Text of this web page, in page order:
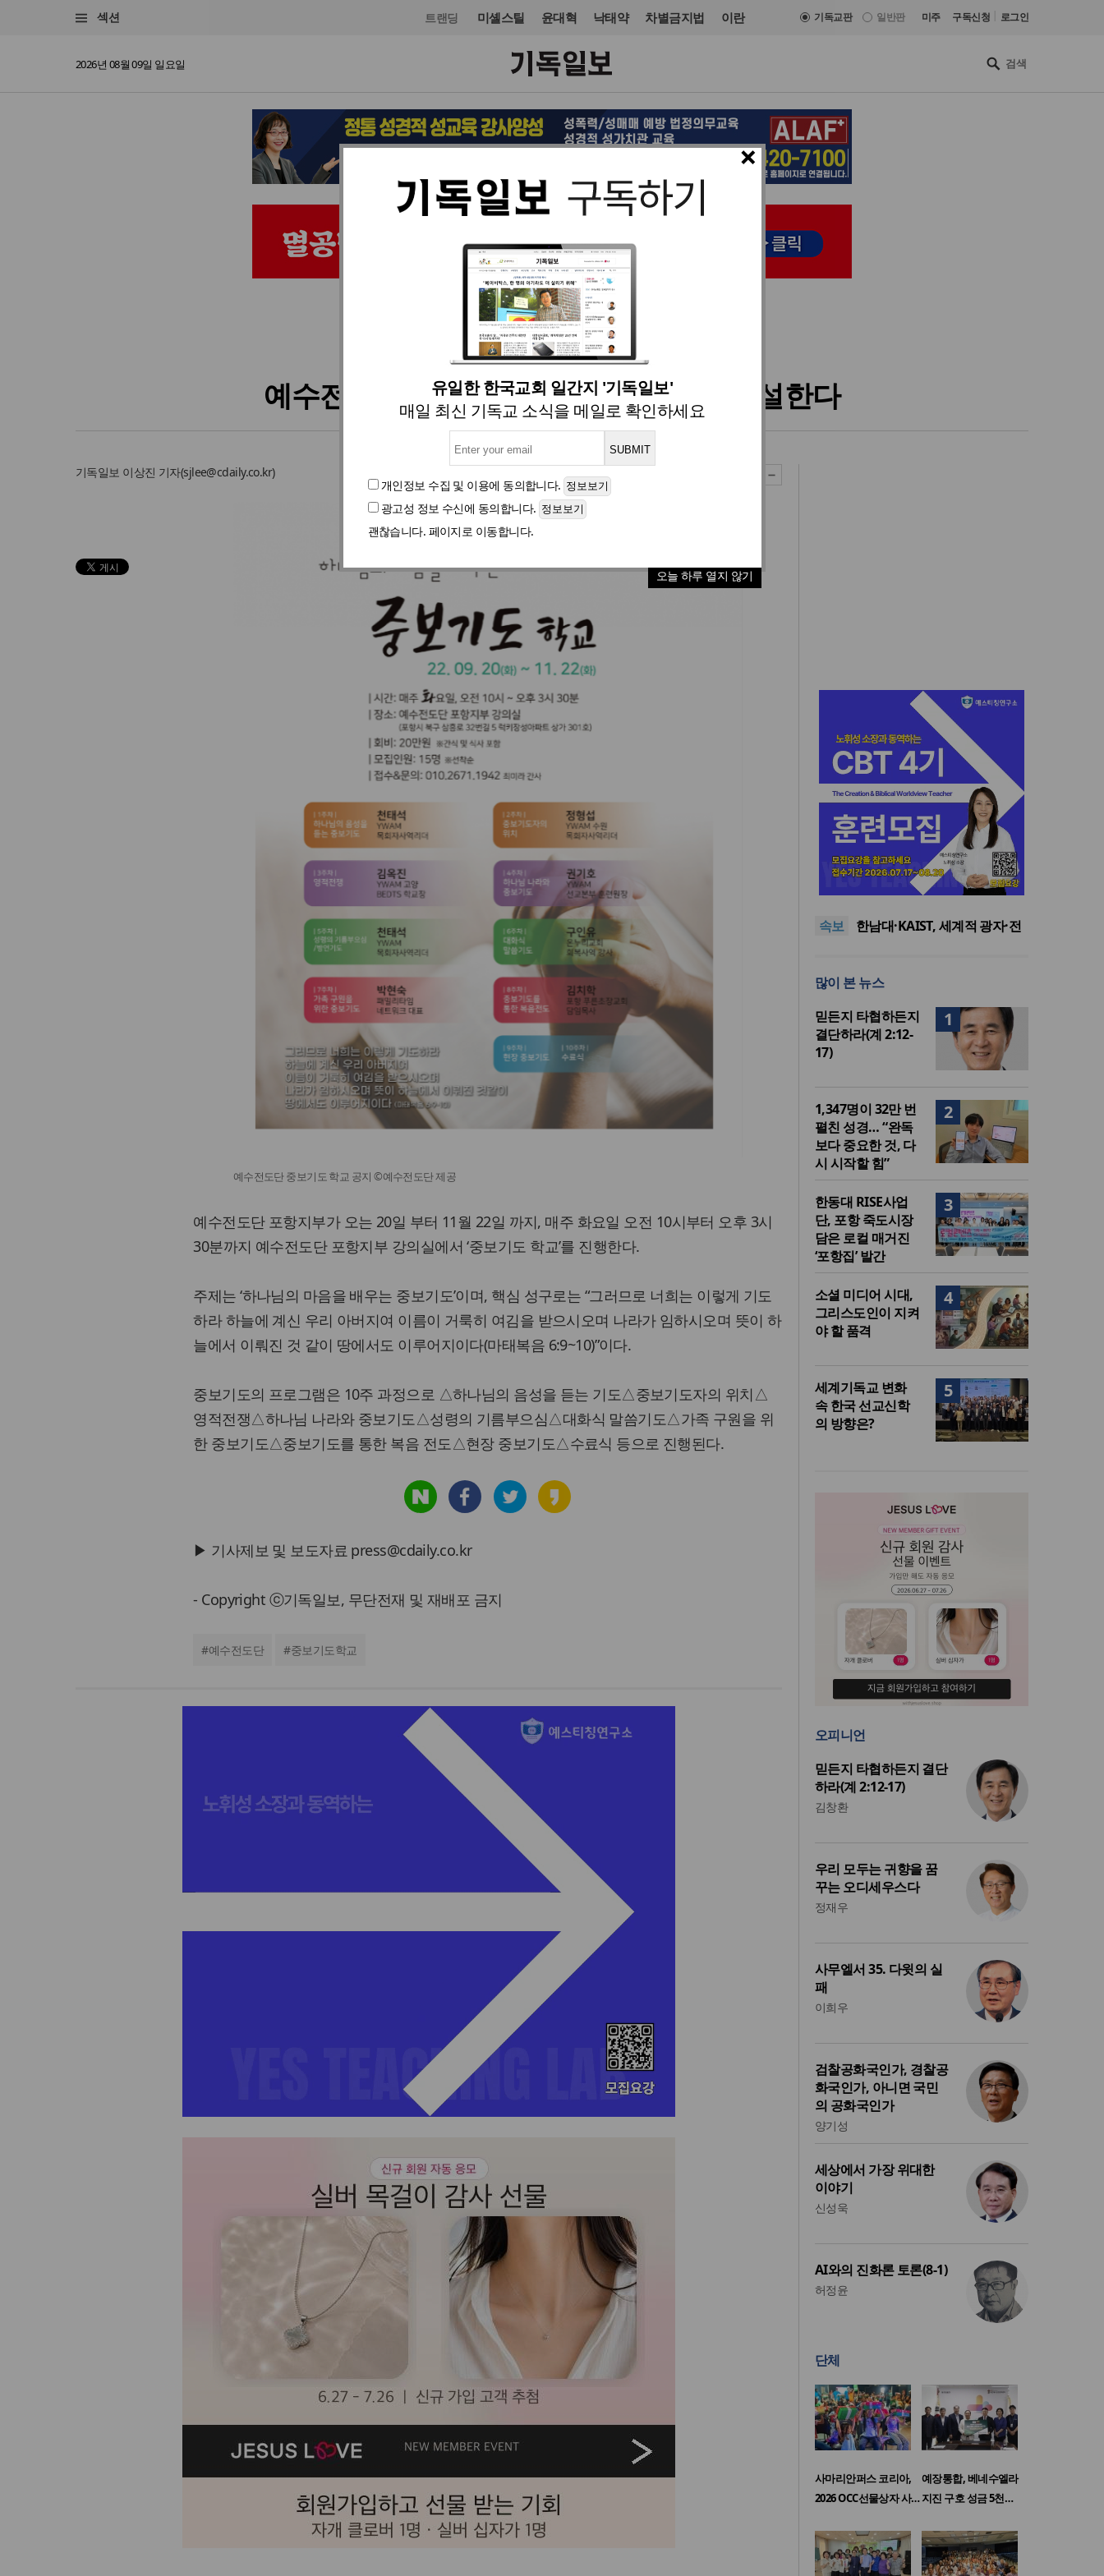
섹션 트랜딩 미셸스틸 윤대혁 낙태약 차별금지법 이란 기독교판 일반판 미주 구독신청 로그인
2026년 08월 09일 일요일
×
유일한 한국교회 일간지 '기독일보'
매일 최신 기독교 소식을 메일로 확인하세요
개인정보 수집 및 이용에 동의합니다.
광고성 정보 수신에 동의합니다.
괜찮습니다. 페이지로 이동합니다.
오늘 하루 열지 않기
선교회 입력 2022. 09. 18 08:37
예수전도단 포항지부 ‘중보기도 학교’ 개설한다
기독일보 이상진 기자(sjlee@cdaily.co.kr)
예수전도단 중보기도 학교 공지 ©예수전도단 제공
예수전도단 포항지부가 오는 20일 부터 11월 22일 까지, 매주 화요일 오전 10시부터 오후 3시
30분까지 예수전도단 포항지부 강의실에서 ‘중보기도 학교’를 진행한다.
주제는 ‘하나님의 마음을 배우는 중보기도’이며, 핵심 성구로는 “그러므로 너희는 이렇게 기도
하라 하늘에 계신 우리 아버지여 이름이 거룩히 여김을 받으시오며 나라가 임하시오며 뜻이 하
늘에서 이뤄진 것 같이 땅에서도 이루어지이다(마태복음 6:9~10)”이다.
중보기도의 프로그램은 10주 과정으로 △하나님의 음성을 듣는 기도△중보기도자의 위치△
영적전쟁△하나님 나라와 중보기도△성령의 기름부으심△대화식 말씀기도△가족 구원을 위
한 중보기도△중보기도를 통한 복음 전도△현장 중보기도△수료식 등으로 진행된다.
▶ 기사제보 및 보도자료 press@cdaily.co.kr
- Copyright ⓒ기독일보, 무단전재 및 재배포 금지
#예수전도단 #중보기도학교
속보
느헤미야 연합기도회, ‘왕의 기
도’로 나라·한국교회·다음세대
세기총 “자유를 지키며 하나 된
시장 담은 로컬 매거진 ‘포항집’
한남대·KAIST, 세계적 광자·전
도’로 나라·한국교회·다음세대
세기총 “자유를 지키며 하나 된
희망의 미래를 향하여”
많이 본 뉴스
1
믿든지 타협하든지
결단하라(계 2:12-
17)
2
1,347명이 32만 번
펼친 성경… “완독
보다 중요한 것, 다
시 시작할 힘”
3
한동대 RISE사업
단, 포항 죽도시장
담은 로컬 매거진
‘포항집’ 발간
4
소셜 미디어 시대,
그리스도인이 지켜
야 할 품격
5
세계기독교 변화
속 한국 선교신학
의 방향은?
오피니언
믿든지 타협하든지 결단
하라(계 2:12-17)
김창환
우리 모두는 귀향을 꿈
꾸는 오디세우스다
정재우
사무엘서 35. 다윗의 실
패
이희우
검찰공화국인가, 경찰공
화국인가, 아니면 국민
의 공화국인가
양기성
세상에서 가장 위대한
이야기
신성욱
AI와의 진화론 토론(8-1)
허정윤
단체
사마리안퍼스 코리아,
2026 OCC선물상자 사…
예장통합, 베네수엘라
지진 구호 성금 5천…